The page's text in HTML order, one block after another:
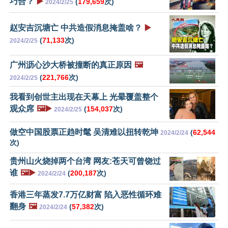
2024/2/25
赵安吉沉塘亡 中共造假消息掩盖啥？ ▶️
2024/2/25 (71,133次)
广州沥心沙大桥被撞断的真正原因 🖼️
2024/2/25 (221,766次)
我看到创世主出现在天幕上 光晕覆盖整个
观众席 🖼️▶️ 2024/2/25 (154,037次)
做空中国股票正趋时髦 吴清难以扭转乾坤 2024/2/24 (62,544
次)
贵州山火烧掉两个台湾 网友:苍天可曾饶过
谁 🖼️▶️ 2024/2/24 (200,187次)
香港三年蒸发7.7万亿财富 陷入恶性循环难
翻身 🖼️ 2024/2/24 (57,382次)